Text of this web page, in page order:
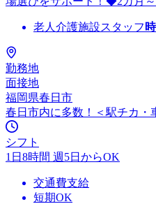
老人介護施設スタッフ
勤務地
面接地
福岡県春日市
春日市内に多数！＜駅チカ・
シフト
1日8時間 週5日からOK
交通費支給
短期OK